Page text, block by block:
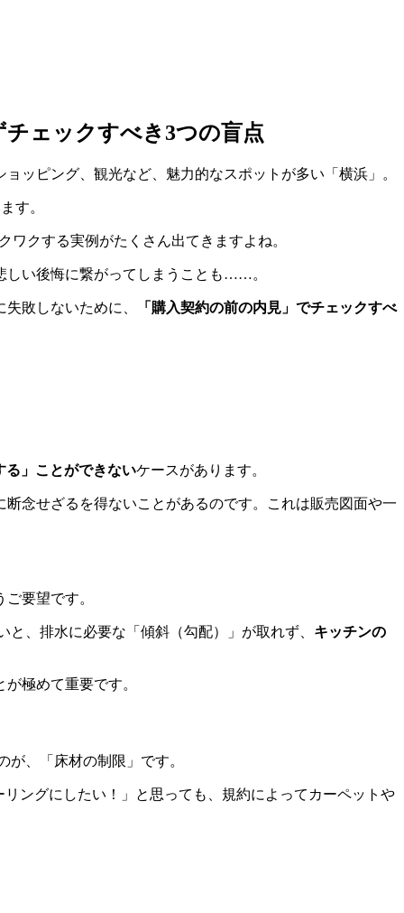
ェックすべき3つの盲点
ッピング、観光など、魅力的なスポットが多い「横浜」。
す。
クする実例がたくさん出てきますよね。
しい後悔に繋がってしまうことも……。
敗しないために、 「購入契約の前の内見」でチェックすべ
」ことができないケースがあります。
念せざるを得ないことがあるのです。これは販売図面や一
要望です。
、排水に必要な「傾斜（勾配）」が取れず、 キッチンの
極めて重要です。
、「床材の制限」です。
ングにしたい！」と思っても、規約によってカーペットや